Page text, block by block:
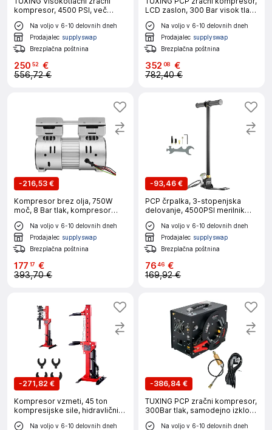
kompresor, 4500 PSI, več
možnosti napajanja, TXES061,
220VNa voljo v 6-10 delovnih dneh
Prodajalec supplyswap
Brezplačna poštnina
250 52 €
556,72 €
LCD zaslon, 300 Bar visok tlak,
LCD zaslon, 220V
Na voljo v 6-10 delovnih dneh
Prodajalec supplyswap
Brezplačna poštnina
352 08 €
782,40 €
-216,53 €
Kompresor brez olja, 750W
moč, 8 Bar tlak, kompresor
brez olja
Na voljo v 6-10 delovnih dneh
Prodajalec supplyswap
Brezplačna poštnina
177 17 €
393,70 €
-93,46 €
PCP črpalka, 3-stopenjska
delovanje, 4500PSI merilnik
pritiska
Na voljo v 6-10 delovnih dneh
Prodajalec supplyswap
Brezplačna poštnina
7646 €
169,92 €
-271,82 €
Kompresor vzmeti, 45 ton
kompresijske sile, hidravlični
jack
Na voljo v 6-10 delovnih dneh
-386,84 €
TUXING PCP zračni kompresor,
300Bar tlak, samodejno izklop,
TXES062, 220V
Na voljo v 6-10 delovnih dneh